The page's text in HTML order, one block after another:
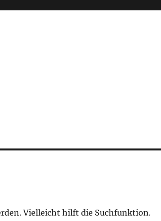
Vielleicht hilft die Suchfunktion.